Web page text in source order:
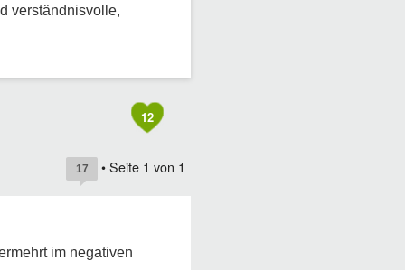
verständnisvolle,
12
17 • Seite 1 von 1
im negativen